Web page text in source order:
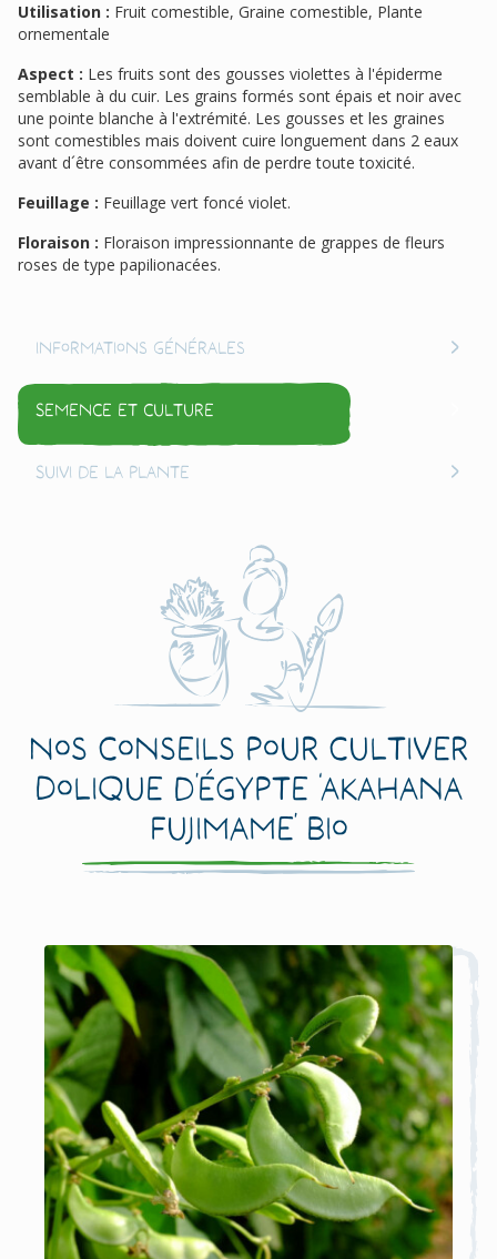
Utilisation : Fruit comestible, Graine comestible, Plante
ornementale
Aspect : Les fruits sont des gousses violettes à l'épiderme
semblable à du cuir. Les grains formés sont épais et noir avec
une pointe blanche à l'extrémité. Les gousses et les graines
sont comestibles mais doivent cuire longuement dans 2 eaux
avant d´être consommées afin de perdre toute toxicité.
Feuillage : Feuillage vert foncé violet.
Floraison : Floraison impressionnante de grappes de fleurs
roses de type papilionacées.
Informations générales
Semence et culture
Suivi de la plante
Nos conseils pour cultiver
Dolique d’Égypte ‘Akahana
Fujimame’ Bio